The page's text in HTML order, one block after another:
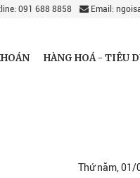
091 688 8858 Email:
HÀNG HOÁ - TIÊU
Thứ năm, 01/